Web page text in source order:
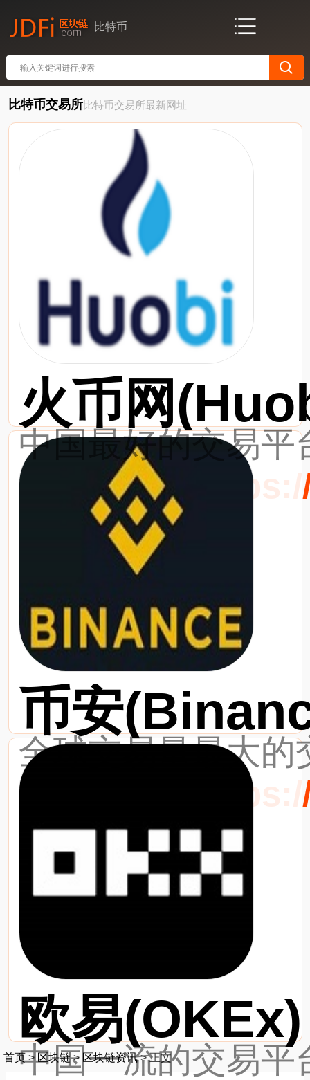
比特币
比特币交易所比特币交易所最新网址
火币网
中国最好的交易平
最新网址：
币安
全球交易量最大的
最新网址：
欧易(OKEx)
中国一流的交易平
首页>区块链> 区块链资讯>正文